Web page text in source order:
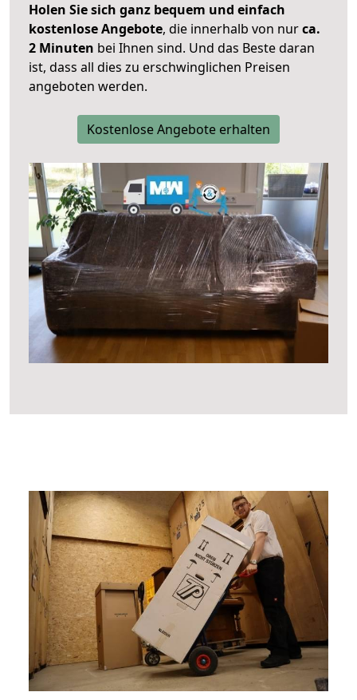
Holen Sie sich ganz bequem und einfach
kostenlose Angebote, die innerhalb von nurca.
2 Minuten bei Ihnen sind. Und das Beste daran
ist, dass all dies zu erschwinglichen Preisen
angeboten werden.
Kostenlose Angebote erhalten